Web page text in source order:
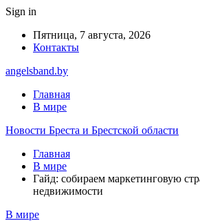
Sign in
Пятница, 7 августа, 2026
Контакты
angelsband.by
Главная
В мире
Новости Бреста и Брестской области
Главная
В мире
Гайд: собираем маркетинговую
недвижимости
В мире